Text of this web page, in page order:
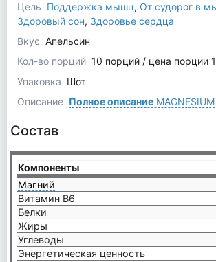
Цель Поддержка мышц, От судорог в
Здоровый сон, Здоровье сердца
Вкус Апельсин
Кол-во порций 10 порций / цена порции
Упаковка Шот
Описание Полное описание
Состав
Компоненты
Магний
Витамин В6
Белки
Жиры
Углеводы
Энергетическая ценность